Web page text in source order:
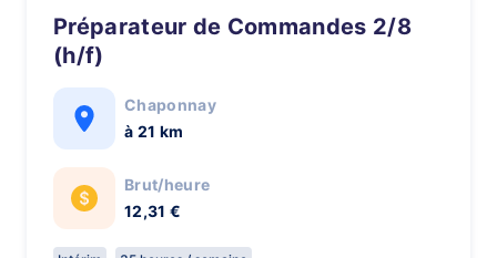
Préparateur de Commandes 2/8
(h/f)
Chaponnay
à 21 km
Brut/heure
12,31 €